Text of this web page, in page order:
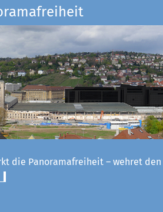
die Panoramafreiheit – wehret den